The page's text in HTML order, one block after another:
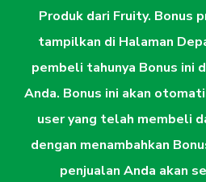
Produk dari Fruity. Bonus
tampilkan di Halaman
pembeli tahunya Bonus ini
Anda. Bonus ini akan
user yang telah membeli
dengan menambahkan
penjualan Anda akan